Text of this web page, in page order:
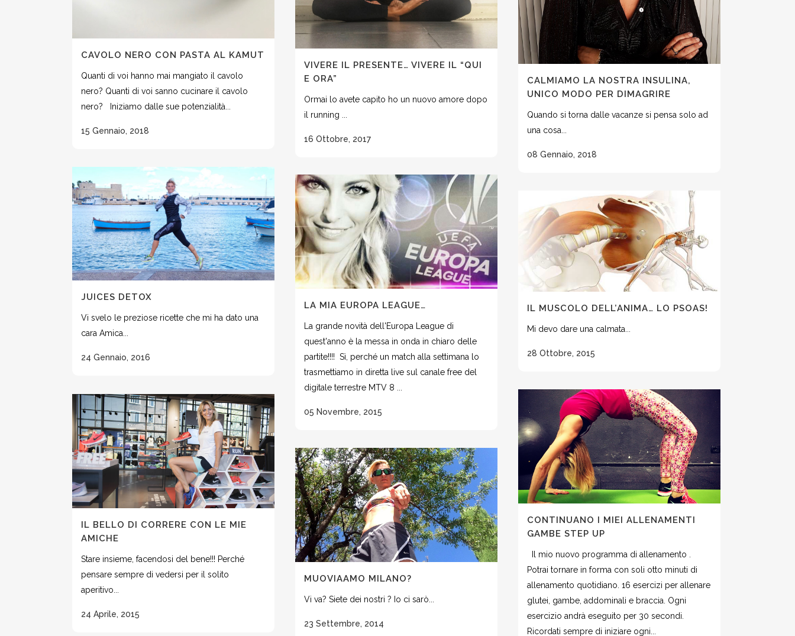
CAVOLO NERO CON PASTA AL KAMUT
Quanti di voi hanno mai mangiato il cavolo
nero? Quanti di voi sanno cucinare il cavolo
nero? Iniziamo dalle sue potenzialità...
15 Gennaio, 2018
CALMIAMO LA NOSTRA INSULINA,
UNICO MODO PER DIMAGRIRE
Quando si torna dalle vacanze si pensa solo ad
una cosa...
08 Gennaio, 2018
VIVERE IL PRESENTE… VIVERE IL “QUI
E ORA”
Ormai lo avete capito ho un nuovo amore dopo
il running ...
16 Ottobre, 2017
JUICES DETOX
Vi svelo le preziose ricette che mi ha dato una
cara Amica...
24 Gennaio, 2016
LA MIA EUROPA LEAGUE…
La grande novità dell'Europa League di
quest'anno è la messa in onda in chiaro delle
partite!!!! Sì, perché un match alla settimana lo
trasmettiamo in diretta live sul canale free del
digitale terrestre MTV 8 ...
05 Novembre, 2015
IL MUSCOLO DELL’ANIMA… LO PSOAS!
Mi devo dare una calmata...
28 Ottobre, 2015
CONTINUANO I MIEI ALLENAMENTI
GAMBE STEP UP
Il mio nuovo programma di allenamento .
Potrai tornare in forma con soli otto minuti di
allenamento quotidiano. 16 esercizi per allenare
glutei, gambe, addominali e braccia. Ogni
esercizio andrà eseguito per 30 secondi.
Ricordati sempre di iniziare ogni...
IL BELLO DI CORRERE CON LE MIE
AMICHE
Stare insieme, facendosi del bene!!! Perché
pensare sempre di vedersi per il solito
aperitivo...
24 Aprile, 2015
MUOVIAAMO MILANO?
Vi va? Siete dei nostri ? Io ci sarò...
23 Settembre, 2014